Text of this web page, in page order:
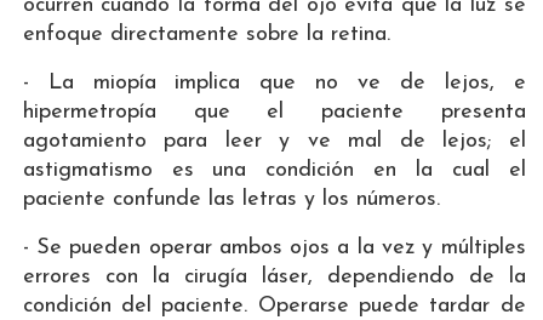
ocurren cuando la forma del ojo evita que la luz se
enfoque directamente sobre la retina.
- La miopía implica que no ve de lejos, e
hipermetropía que el paciente presenta
agotamiento para leer y ve mal de lejos; el
astigmatismo es una condición en la cual el
paciente confunde las letras y los números.
- Se pueden operar ambos ojos a la vez y múltiples
errores con la cirugía láser, dependiendo de la
condición del paciente. Operarse puede tardar de